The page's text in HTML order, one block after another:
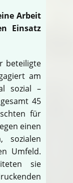
Arbeit
Einsatz
beteiligte
am
sozial –
45
für
einen
sozialen
Umfeld.
sie